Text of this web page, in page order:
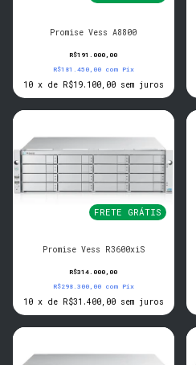
Promise Vess A8800
R$191.000,00
R$181.450,00 com Pix
10 x de R$19.100,00 sem juros
FRETE GRÁTIS
Promise Vess R3600xiS
R$314.000,00
R$298.300,00 com Pix
10 x de R$31.400,00 sem juros